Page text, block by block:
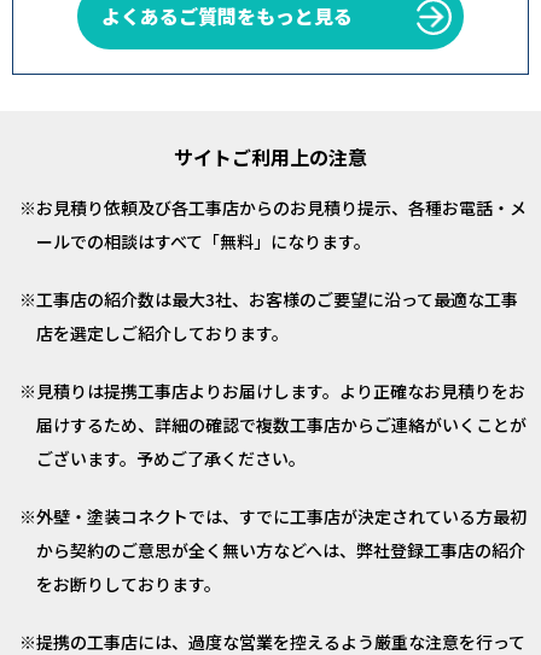
よくあるご質問をもっと見る
サイトご利用上の注意
お見積り依頼及び各工事店からのお見積り提示、各種お電話・メ
ールでの相談はすべて「無料」になります。
工事店の紹介数は最大3社、お客様のご要望に沿って最適な工事
店を選定しご紹介しております。
見積りは提携工事店よりお届けします。より正確なお見積りをお
届けするため、詳細の確認で複数工事店からご連絡がいくことが
ございます。予めご了承ください。
外壁・塗装コネクトでは、すでに工事店が決定されている方最初
から契約のご意思が全く無い方などへは、弊社登録工事店の紹介
をお断りしております。
提携の工事店には、過度な営業を控えるよう厳重な注意を行って